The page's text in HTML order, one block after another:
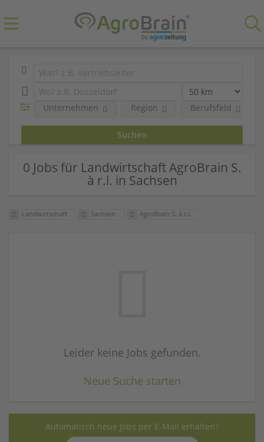
Unternehmen Region Berufsfeld
0 Jobs für Landwirtschaft AgroBrain S.
à r.l. in Sachsen
Landwirtschaft Sachsen AgroBrain S. à r.l.
Leider keine Jobs gefunden.
Neue Suche starten
Automatisch neue Jobs per E-Mail erhalten?